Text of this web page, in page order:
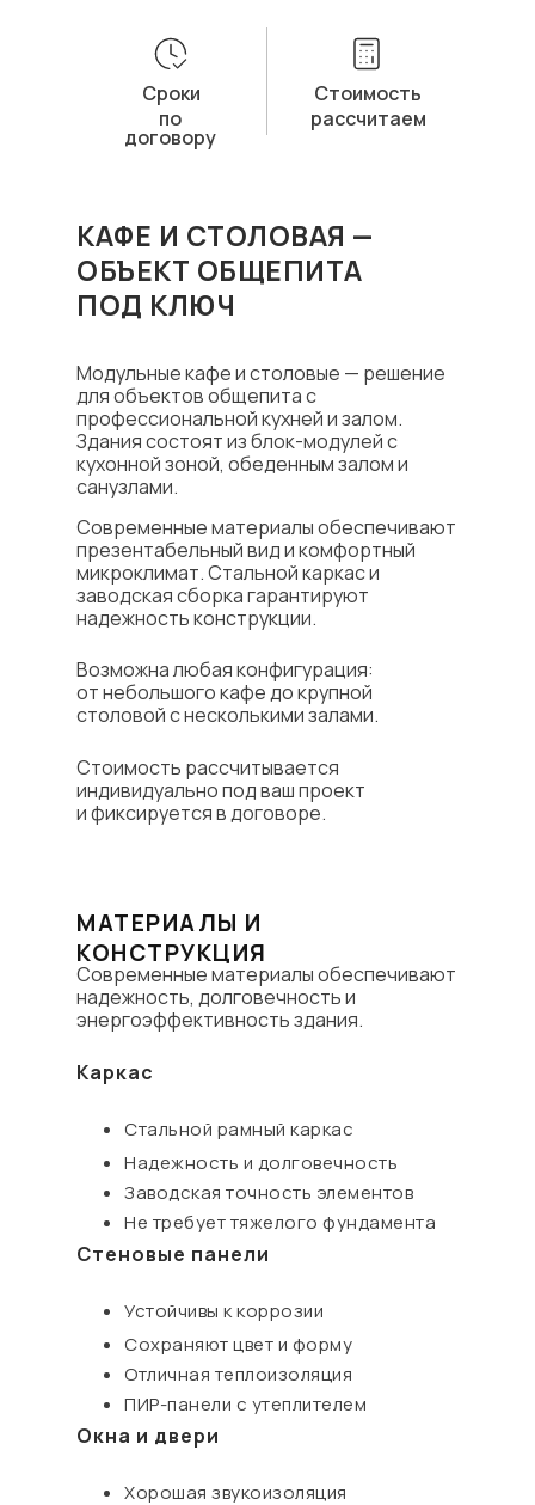
Стоимость
рассчитаем
Сроки
по
договору
КАФЕ И СТОЛОВАЯ —
ОБЪЕКТ ОБЩЕПИТА
ПОД КЛЮЧ
Модульные кафе и столовые — решение
для объектов общепита с
профессиональной кухней и залом.
Здания состоят из блок-модулей с
кухонной зоной, обеденным залом и
санузлами.
Современные материалы обеспечивают
презентабельный вид и комфортный
микроклимат. Стальной каркас и
заводская сборка гарантируют
надежность конструкции.
Возможна любая конфигурация:
от небольшого кафе до крупной
столовой с несколькими залами.
Стоимость рассчитывается
индивидуально под ваш проект
и фиксируется в договоре.
МАТЕРИАЛЫ И
КОНСТРУКЦИЯ
Современные материалы обеспечивают
надежность, долговечность и
энергоэффективность здания.
Каркас
Стальной рамный каркас
Надежность и долговечность
Заводская точность элементов
Не требует тяжелого фундамента
Стеновые панели
Устойчивы к коррозии
Сохраняют цвет и форму
Отличная теплоизоляция
ПИР-панели с утеплителем
Окна и двери
Хорошая звукоизоляция